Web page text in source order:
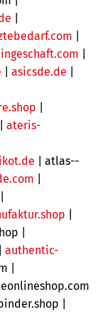
asicsde.de
ateris-
atlas--
|
authentic-
|
|